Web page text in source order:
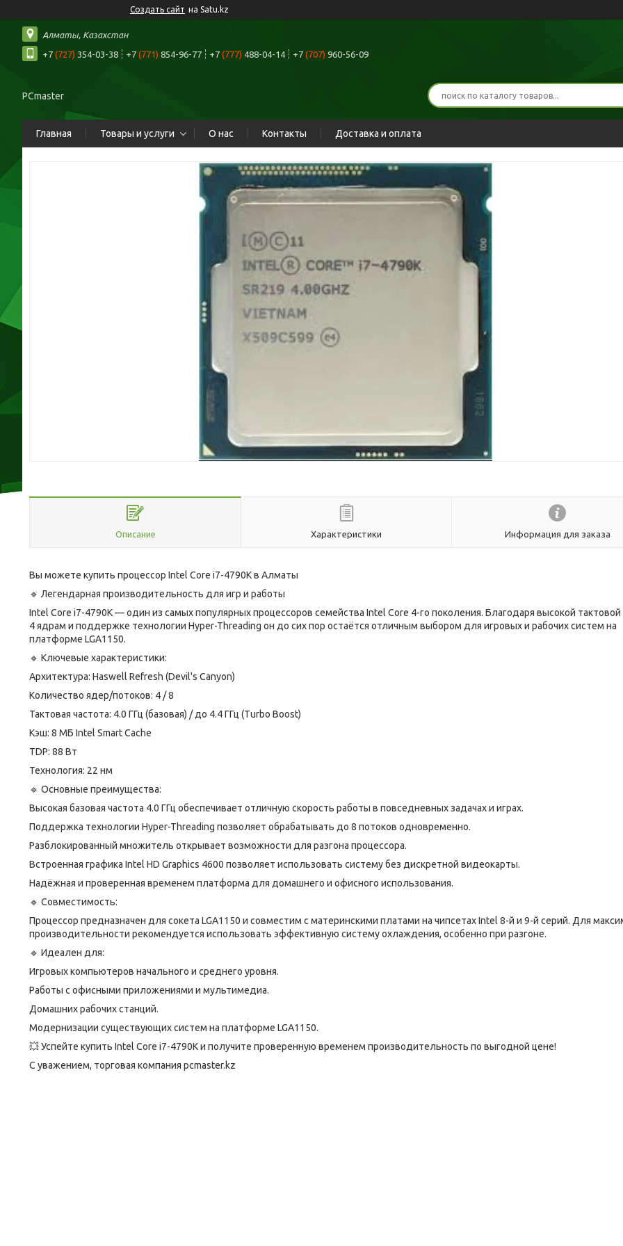
Создать сайт на Satu.kz
Алматы, Казахстан
+7 (727) 354-03-38 +7 (771) 854-96-77 +7 (777) 488-04-14 +7 (707) 960-56-09
PCmaster
Главная Товары и услуги О нас Контакты Доставка и оплата
Описание Характеристики Информация для заказа
Вы можете купить процессор Intel Core i7-4790K в Алматы
🔹 Легендарная производительность для игр и работы
Intel Core i7-4790K — один из самых популярных процессоров семейства Intel Core 4-го поколения. Благодаря высокой тактовой
4 ядрам и поддержке технологии Hyper-Threading он до сих пор остаётся отличным выбором для игровых и рабочих систем на
платформе LGA1150.
🔹 Ключевые характеристики:
Архитектура: Haswell Refresh (Devil's Canyon)
Количество ядер/потоков: 4 / 8
Тактовая частота: 4.0 ГГц (базовая) / до 4.4 ГГц (Turbo Boost)
Кэш: 8 МБ Intel Smart Cache
TDP: 88 Вт
Технология: 22 нм
🔹 Основные преимущества:
Высокая базовая частота 4.0 ГГц обеспечивает отличную скорость работы в повседневных задачах и играх.
Поддержка технологии Hyper-Threading позволяет обрабатывать до 8 потоков одновременно.
Разблокированный множитель открывает возможности для разгона процессора.
Встроенная графика Intel HD Graphics 4600 позволяет использовать систему без дискретной видеокарты.
Надёжная и проверенная временем платформа для домашнего и офисного использования.
🔹 Совместимость:
Процессор предназначен для сокета LGA1150 и совместим с материнскими платами на чипсетах Intel 8-й и 9-й серий. Для
производительности рекомендуется использовать эффективную систему охлаждения, особенно при разгоне.
🔹 Идеален для:
Игровых компьютеров начального и среднего уровня.
Работы с офисными приложениями и мультимедиа.
Домашних рабочих станций.
Модернизации существующих систем на платформе LGA1150.
💥 Успейте купить Intel Core i7-4790K и получите проверенную временем производительность по выгодной цене!
С уважением, торговая компания pcmaster.kz